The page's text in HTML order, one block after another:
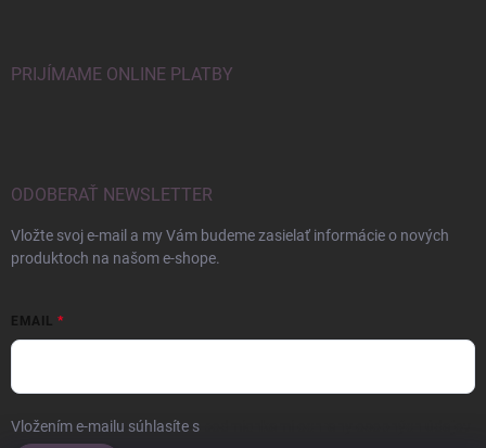
PRIJÍMAME ONLINE PLATBY
ODOBERAŤ NEWSLETTER
Vložte svoj e-mail a my Vám budeme zasielať informácie o nových
produktoch na našom e-shope.
EMAIL
Vložením e-mailu súhlasíte s